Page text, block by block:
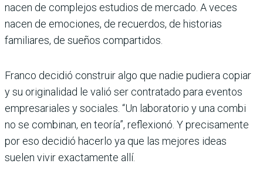
nacen de complejos estudios de mercado. A veces
nacen de emociones, de recuerdos, de historias
familiares, de sueños compartidos.
Franco decidió construir algo que nadie pudiera copiar
y su originalidad le valió ser contratado para eventos
empresariales y sociales. “Un laboratorio y una combi
no se combinan, en teoría”, reflexionó. Y precisamente
por eso decidió hacerlo ya que las mejores ideas
suelen vivir exactamente allí.